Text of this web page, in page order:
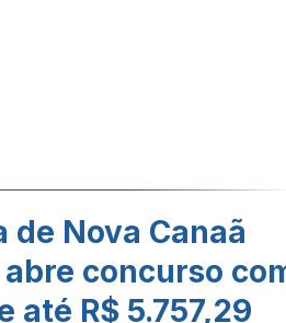
de Nova Canaã
concurso
até R$ 5.757,29